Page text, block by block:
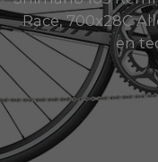
Race, 700x28C
en